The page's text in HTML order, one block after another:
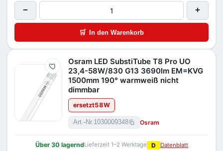
− +
🛒 In den Warenkorb
Merken
Osram LED SubstiTube T8 Pro UO
23,4-58W/830 G13 3690lm EM=KVG
1500mm 190° warmweiß nicht
dimmbar
ersetzt58W
Art.-Nr.1030009348 Osram
Über 30 lagerndLieferzeit 1–2 Werktage D Datenblatt